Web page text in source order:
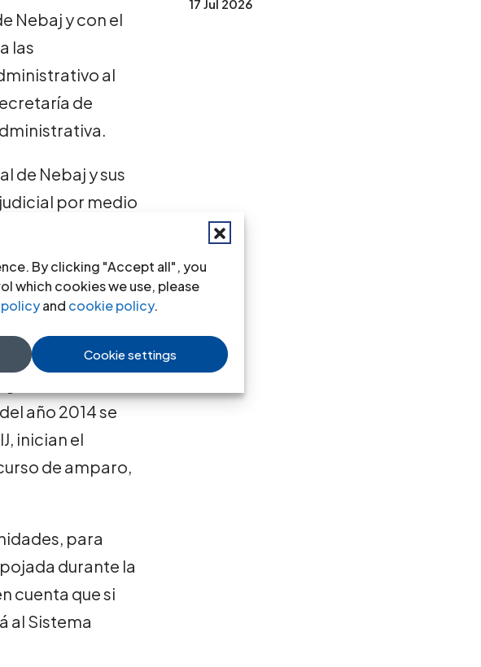
By clicking "Accept all", you
which cookies we use, please
and cookie policy.
Cookie settings
Nebaj y con el
las
al
de
de Nebaj y sus
por medio
mesa de
de
el Estado no
año 2014 se
inician el
de amparo,
para
durante la
cuenta que si
al Sistema
17 Jul 2026